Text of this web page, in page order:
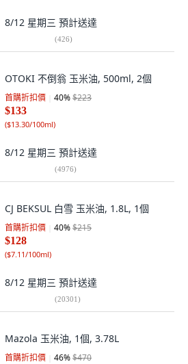
8/12 星期三 預計送達
(426)
OTOKI 不倒翁 玉米油, 500ml, 2個
首購折扣價 40%$223
$133
($13.30/100ml)
8/12 星期三 預計送達
(4976)
CJ BEKSUL 白雪 玉米油, 1.8L, 1個
首購折扣價 40%$215
$128
($7.11/100ml)
8/12 星期三 預計送達
(20301)
Mazola 玉米油, 1個, 3.78L
首購折扣價 46%$470